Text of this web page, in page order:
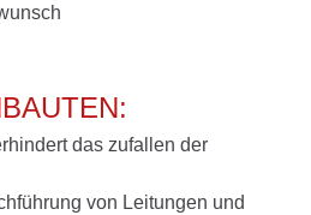
das zufallen der
von Leitungen und